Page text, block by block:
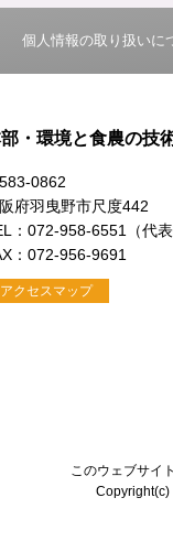
個人情報の取り扱いに
・環境と食農の技
0862
府羽曳野市尺度442
：072-958-6551（代表
：072-956-9691
アクセスマップ
このウェブサイ
Copyright(c)